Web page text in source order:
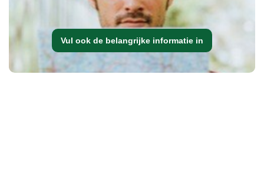
Vul ook de belangrijke informatie in